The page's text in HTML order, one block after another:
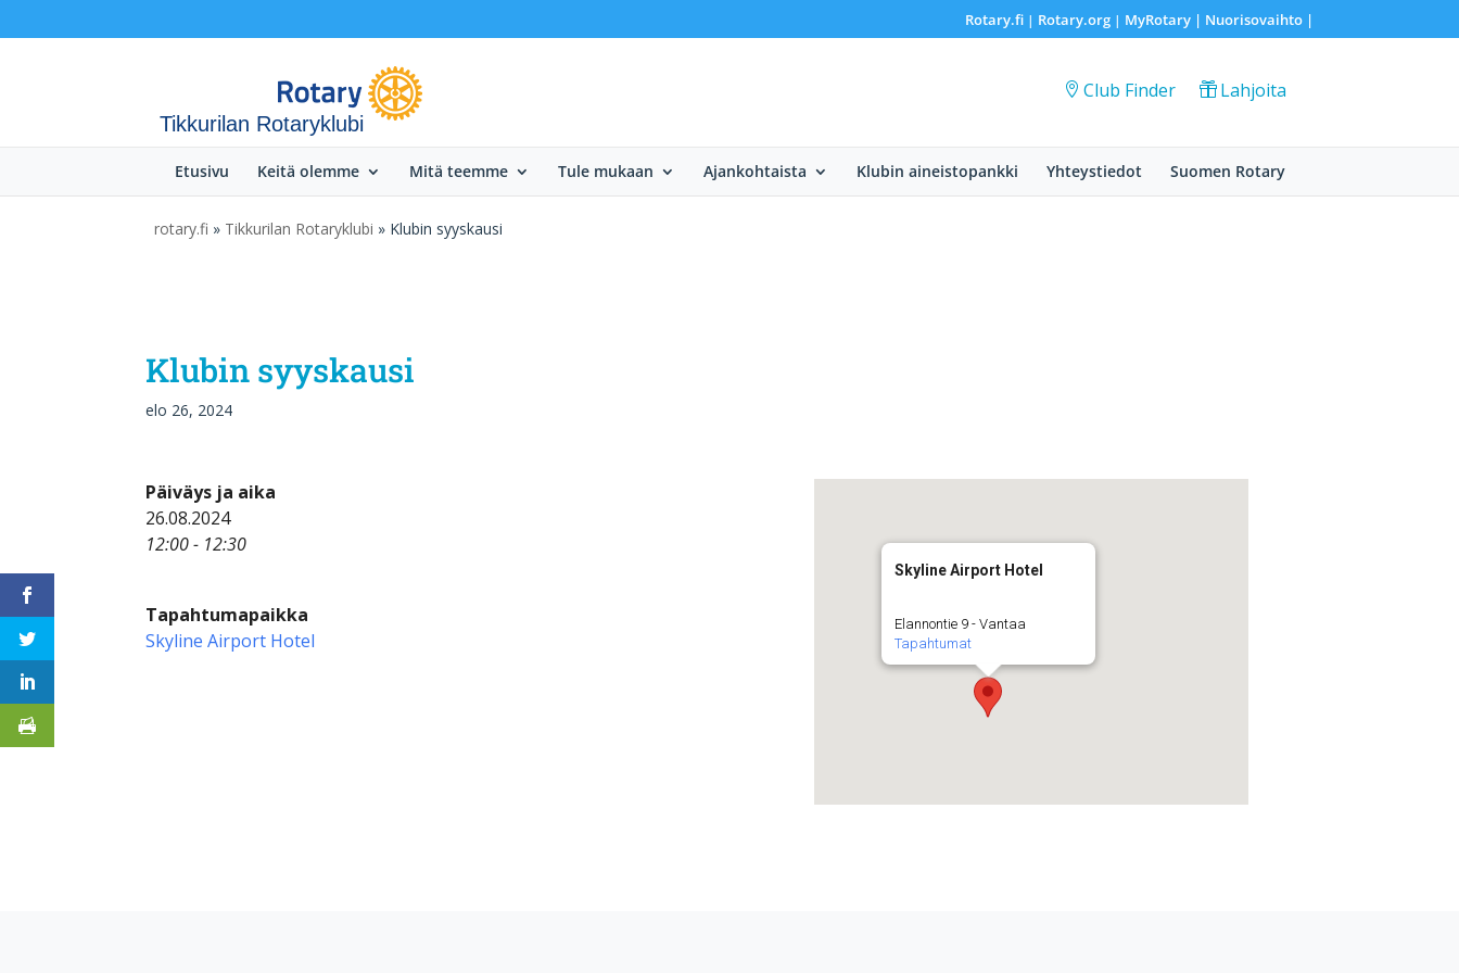
Rotary.fi| Rotary.org| MyRotary | Nuorisovaihto|
Tikkurilan Rotaryklubi
Club Finder Lahjoita
Etusivu Keitä olemme Mitä teemme Tule mukaan Ajankohtaista Klubin aineistopankki Yhteystiedot Suomen Rotary
rotary.fi » Tikkurilan Rotaryklubi » Klubin syyskausi
Klubin syyskausi
elo 26, 2024
Skyline Airport Hotel
Elannontie 9 - Vantaa
Tapahtumat
Päiväys ja aika
26.08.2024
12:00 - 12:30
Tapahtumapaikka
Skyline Airport Hotel